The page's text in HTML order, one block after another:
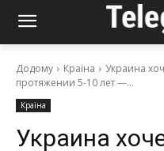
Додому Країна
Украина
протяжении 5-10 лет —...
Країна
Украина